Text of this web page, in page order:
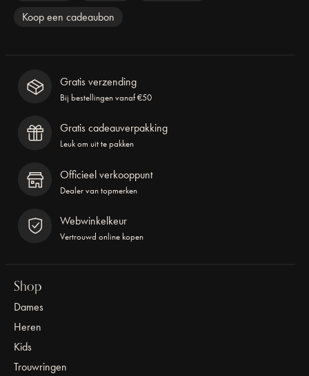
Koop een cadeaubon
Gratis verzending
Bij bestellingen vanaf €50
Gratis cadeauverpakking
Leuk om uit te pakken
Officieel verkooppunt
Dealer van topmerken
Webwinkelkeur
Vertrouwd online kopen
Shop
Dames
Heren
Kids
Trouwringen